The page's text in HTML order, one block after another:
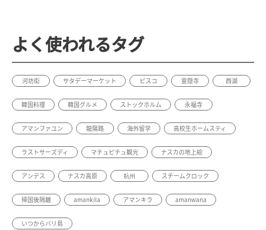
よく使われるタグ
河坊街 サタデーマーケット ピスコ 霊隠寺 西湖
韓国料理 韓国グルメ ストックホルム 永福寺
アマンファユン 龍陽路 海外留学 高校生ホームスティ
ラストサーズディ マチュピチュ観光 ナスカの地上絵
アンデス ナスカ高原 杭州 スチームクロック
帰国後隔離 amankila アマンキラ amanwana
いつからバリ島